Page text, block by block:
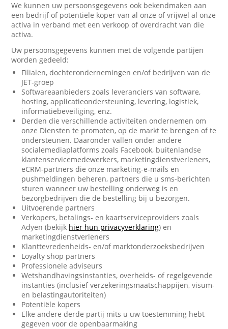
We kunnen uw persoonsgegevens ook bekendmaken aan
een bedrijf of potentiële koper van al onze of vrijwel al onze
activa in verband met een verkoop of overdracht van die
activa.
Uw persoonsgegevens kunnen met de volgende partijen
worden gedeeld:
Filialen, dochterondernemingen en/of bedrijven van de
JET-groep
Softwareaanbieders zoals leveranciers van software,
hosting, applicatieondersteuning, levering, logistiek,
informatiebeveiliging, enz.
Derden die verschillende activiteiten ondernemen om
onze Diensten te promoten, op de markt te brengen of te
ondersteunen. Daaronder vallen onder andere
socialemediaplatforms zoals Facebook, buitenlandse
klantenservicemedewerkers, marketingdienstverleners,
eCRM-partners die onze marketing-e-mails en
pushmeldingen beheren, partners die u sms-berichten
sturen wanneer uw bestelling onderweg is en
bezorgbedrijven die de bestelling bij u bezorgen.
Uitvoerende partners
Verkopers, betalings- en kaartserviceproviders zoals
Adyen (bekijk hier hun privacyverklaring) en
marketingdienstverleners
Klanttevredenheids- en/of marktonderzoeksbedrijven
Loyalty shop partners
Professionele adviseurs
Wetshandhavingsinstanties, overheids- of regelgevende
instanties (inclusief verzekeringsmaatschappijen, visum-
en belastingautoriteiten)
Potentiële kopers
Elke andere derde partij mits u uw toestemming hebt
gegeven voor de openbaarmaking